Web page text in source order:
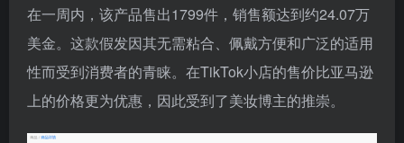
在一周内，该产品售出1799件，销售额达到约24.07万
美金。这款假发因其无需粘合、佩戴方便和广泛的适用
性而受到消费者的青睐。在TikTok小店的售价比亚马逊
上的价格更为优惠，因此受到了美妆博主的推崇。